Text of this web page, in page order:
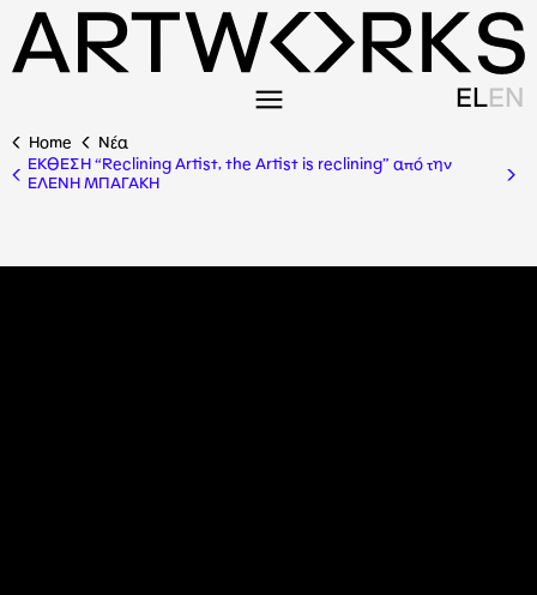
ELEN
Home
Nέα
ΕΚΘΕΣΗ “Reclining Artist, the Artist is reclining” από την
ΕΛΕΝΗ ΜΠΑΓΑΚΗ